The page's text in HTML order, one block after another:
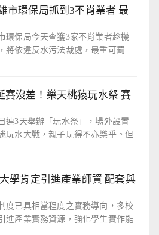
市環保局抓到3不肖業者 最
環保局今天查獲3家不肖業者趁機
將依違反水污法裁處，最重可罰
賽沒差！樂天桃猿玩水祭 賽
連3天舉辦「玩水祭」，場外設置
玩水大戰，親子玩得不亦樂乎。但
學肯定引進產業師資 配套與
度已具相當程度之實務導向，多校
進產業實務資源，強化學生實作能